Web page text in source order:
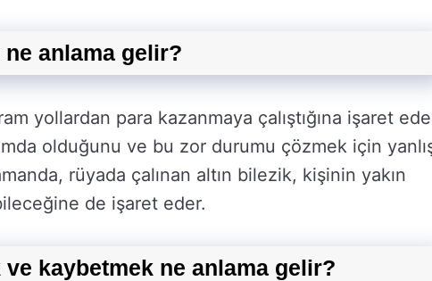
anlama gelir?
yollardan para kazanmaya çalıştığına işaret
olduğunu ve bu zor durumu çözmek için
rüyada çalınan altın bilezik, kişinin yakın
de işaret eder.
kaybetmek ne anlama gelir?